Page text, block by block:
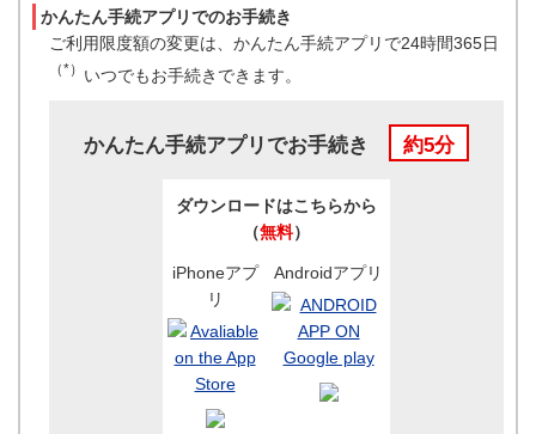
かんたん手続アプリでのお手続き
ご利用限度額の変更は、かんたん手続アプリで24時間365日
（*） いつでもお手続きできます。
かんたん手続アプリでお手続き 約5分
ダウンロードはこちらから
（無料）
iPhoneアプ
リ
Androidアプリ